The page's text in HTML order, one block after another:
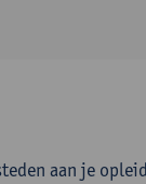
aan je